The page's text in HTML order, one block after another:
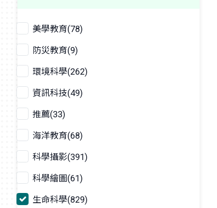
美學教育(78)
防災教育(9)
環境科學(262)
資訊科技(49)
推薦(33)
海洋教育(68)
科學攝影(391)
科學繪圖(61)
生命科學(829)